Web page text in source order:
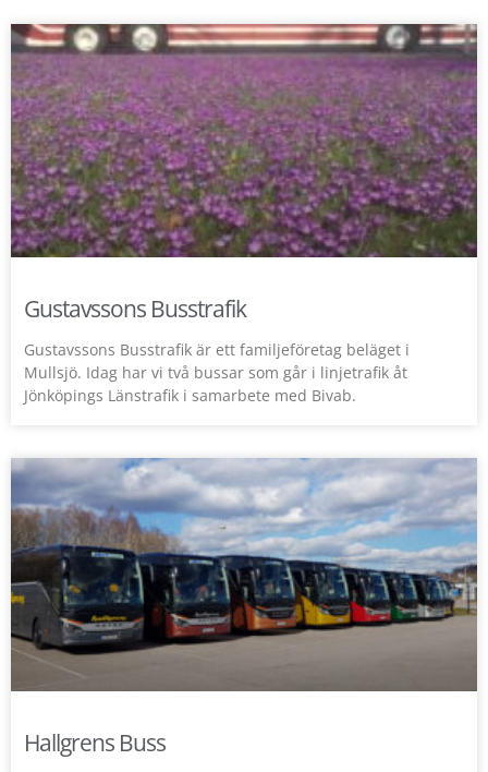
Gustavssons Busstrafik
Gustavssons Busstrafik är ett familjeföretag beläget i
Mullsjö. Idag har vi två bussar som går i linjetrafik åt
Jönköpings Länstrafik i samarbete med Bivab.
Hallgrens Buss